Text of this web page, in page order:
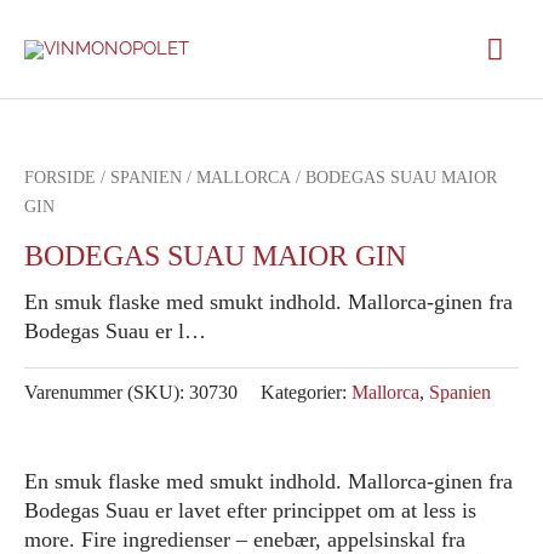
FORSIDE / SPANIEN / MALLORCA / BODEGAS SUAU MAIOR
GIN
BODEGAS SUAU MAIOR GIN
En smuk flaske med smukt indhold. Mallorca-ginen fra
Bodegas Suau er l…
Varenummer (SKU): 30730 Kategorier: Mallorca, Spanien
En smuk flaske med smukt indhold. Mallorca-ginen fra
Bodegas Suau er lavet efter princippet om at less is
more. Fire ingredienser – enebær, appelsinskal fra